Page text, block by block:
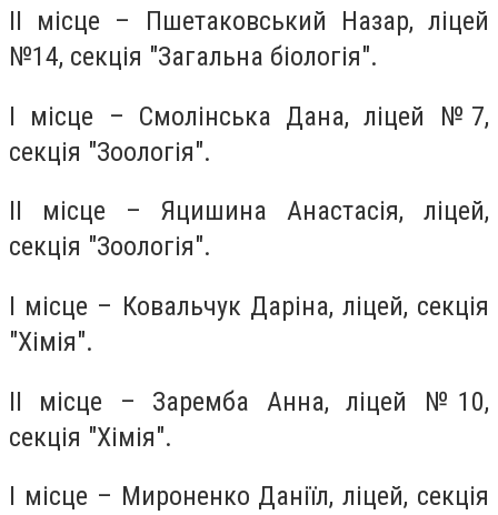
ІІ місце – Пшетаковський Назар, ліцей
№14, секція "Загальна біологія".
І місце – Смолінська Дана, ліцей №7,
секція "Зоологія".
ІІ місце – Яцишина Анастасія, ліцей,
секція "Зоологія".
І місце – Ковальчук Даріна, ліцей, секція
"Хімія".
ІІ місце – Заремба Анна, ліцей №10,
секція "Хімія".
І місце – Мироненко Даніїл, ліцей, секція